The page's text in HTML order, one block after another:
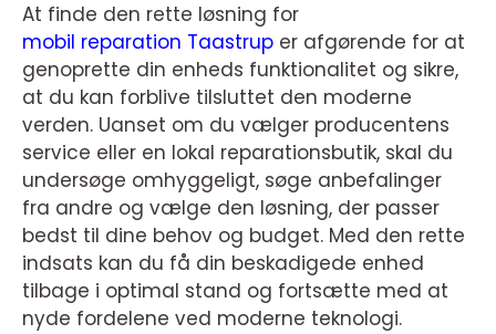
At finde den rette løsning for
mobil reparation Taastrup er afgørende for at
genoprette din enheds funktionalitet og sikre,
at du kan forblive tilsluttet den moderne
verden. Uanset om du vælger producentens
service eller en lokal reparationsbutik, skal du
undersøge omhyggeligt, søge anbefalinger
fra andre og vælge den løsning, der passer
bedst til dine behov og budget. Med den rette
indsats kan du få din beskadigede enhed
tilbage i optimal stand og fortsætte med at
nyde fordelene ved moderne teknologi.